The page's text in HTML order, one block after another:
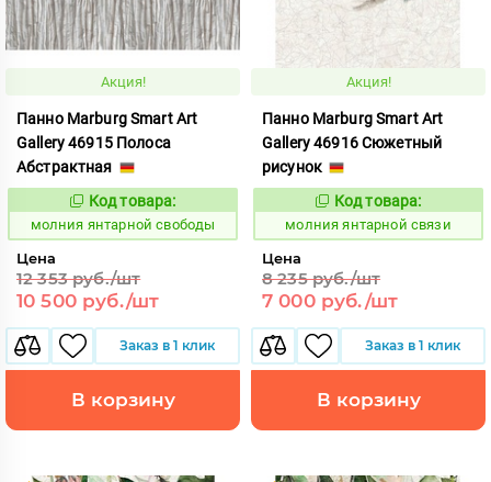
Акция!
Панно Marburg Smart Art
Gallery 46915 Полоса
Абстрактная
1015460
Код товара:
молния янтарной свободы
Цена
12 353 руб./шт
10 500 руб./шт
Заказ в 1 клик
В корзину
Акция!
Панно Marburg Smart Art
Gallery 46916 Сюжетный
рисунок
1015461
Код товара:
молния янтарной связи
Цена
8 235 руб./шт
7 000 руб./шт
Заказ в 1 клик
В корзину